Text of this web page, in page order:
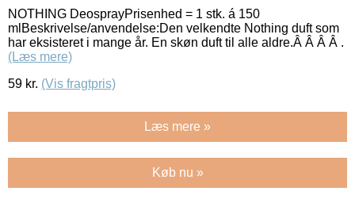
NOTHING DeosprayPrisenhed = 1 stk. á 150
mlBeskrivelse/anvendelse:Den velkendte Nothing duft som
har eksisteret i mange år. En skøn duft til alle aldre.Â Â Â Â .
(Læs mere)
59 kr. (Vis fragtpris)
Læs mere »
Køb nu »